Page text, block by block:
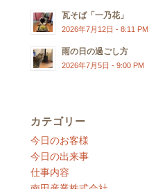
瓦そば「一乃花」
2026年7月12日 - 8:11 PM
雨の日の過ごし方
2026年7月5日 - 9:00 PM
カテゴリー
今日のお客様
今日の出来事
仕事内容